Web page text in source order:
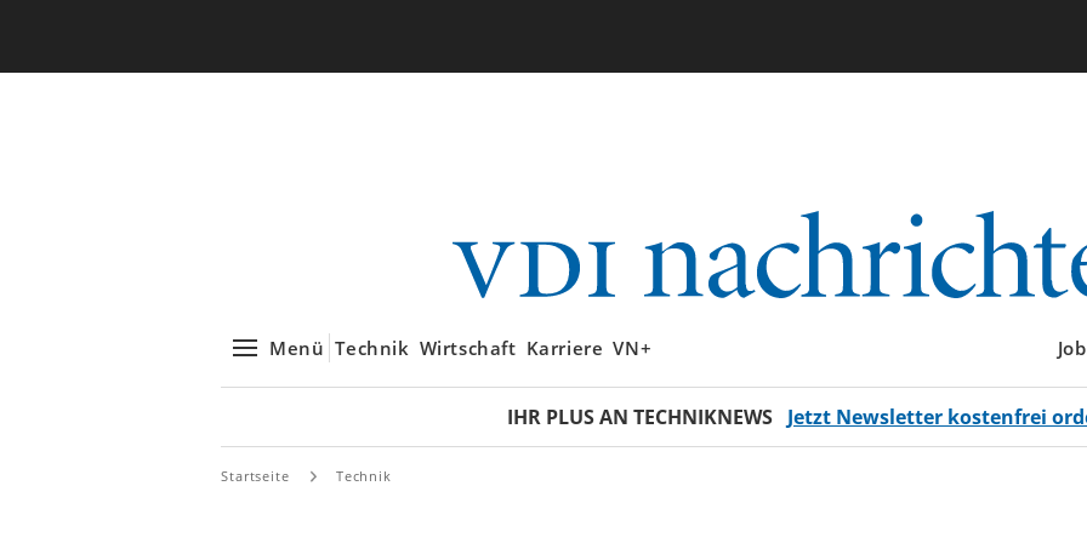
Menü Technik Wirtschaft Karriere VN+
IHR PLUS AN TECHNIKNEWS Jetzt Newsletter kostenfrei
Startseite Technik